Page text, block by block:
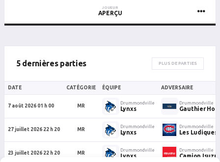
JOUEUR
APERÇU
5 dernières parties PLUS DE PARTIES
DATE CATÉGORIE ÉQUIPE ADVERSAIRE
7 août 2026 01 h 00 MR
Drummondville
Lynxs
Drummondville
Gauthier
27 juillet 2026 22 h 20 MR
Drummondville
Lynxs
Drummondville
Les Ludiques
23 juillet 2026 22 h 20 MR
Drummondville
Lynxs
Drummondville
Camion Isuzu